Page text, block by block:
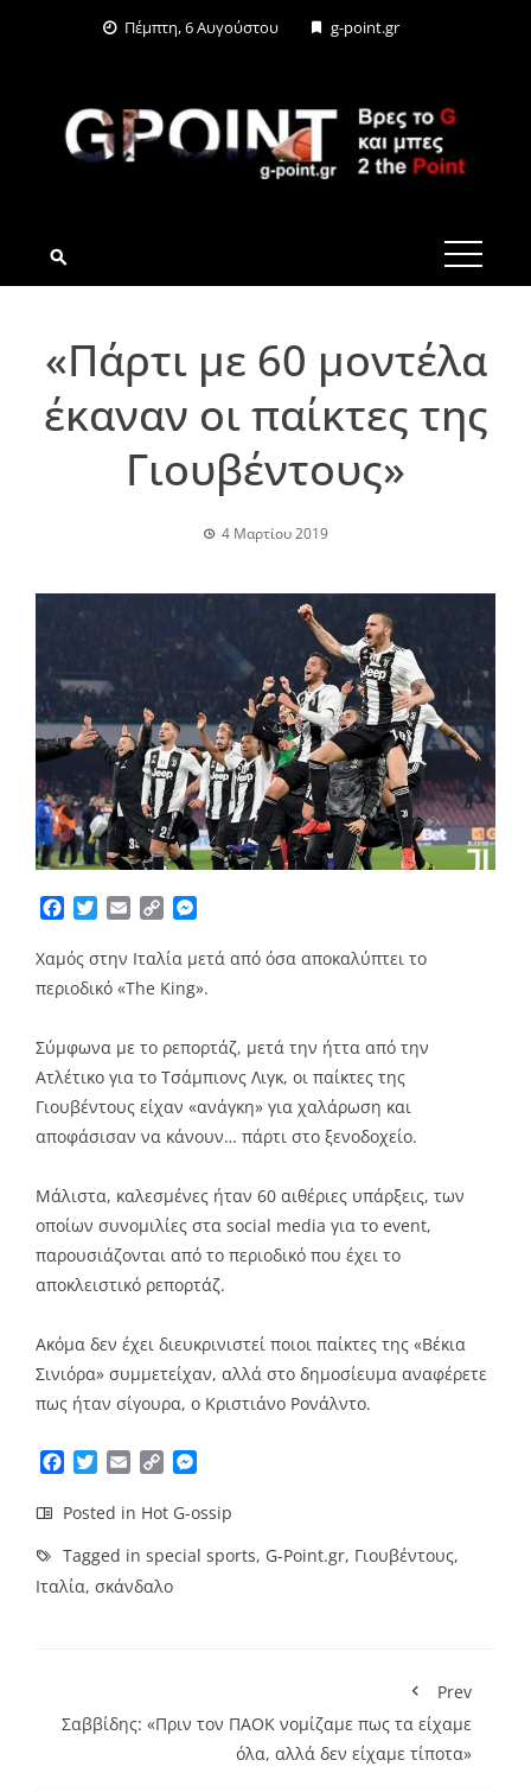
Πέμπτη, 6 Αυγούστου g-point.gr
G-POINT.GR
«Πάρτι με 60 μοντέλα
έκαναν οι παίκτες της
Γιουβέντους»
4 Μαρτίου 2019
Facebook
TwitterEmailCopy
Χαμός στην Ιταλία μετά από όσα αποκαλύπτει το
περιοδικό «The King».
Σύμφωνα με το ρεπορτάζ, μετά την ήττα από την
Ατλέτικο για το Τσάμπιονς Λιγκ, οι παίκτες της
Γιουβέντους είχαν «ανάγκη» για χαλάρωση και
αποφάσισαν να κάνουν… πάρτι στο ξενοδοχείο.
Μάλιστα, καλεσμένες ήταν 60 αιθέριες υπάρξεις, των
οποίων συνομιλίες στα social media για το event,
παρουσιάζονται από το περιοδικό που έχει το
αποκλειστικό ρεπορτάζ.
Ακόμα δεν έχει διευκρινιστεί ποιοι παίκτες της «Βέκια
Σινιόρα» συμμετείχαν, αλλά στο δημοσίευμα αναφέρετε
πως ήταν σίγουρα, ο Κριστιάνο Ρονάλντο.
Facebook
TwitterEmailCopy
Posted in Hot G-ossip
Tagged in special sports, G-Point.gr, Γιουβέντους,
Ιταλία, σκάνδαλο
Prev
Σαββίδης: «Πριν τον ΠΑΟΚ νομίζαμε πως τα είχαμε
όλα, αλλά δεν είχαμε τίποτα»